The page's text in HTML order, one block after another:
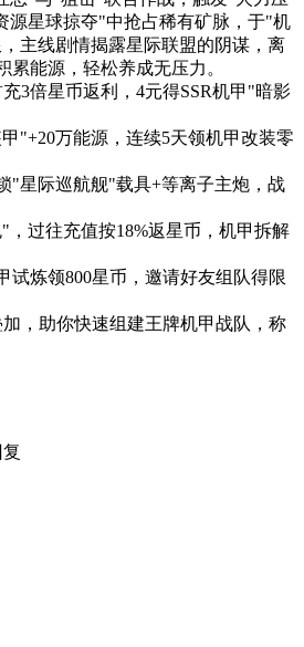
源星球掠夺"中抢占稀有矿脉，于"机
主线剧情揭露星际联盟的阴谋，离
累能源，轻松养成无压力。
3倍星币返利，4元得SSR机甲"暗影
"+20万能源，连续5天领机甲改装零
"星际巡航舰"载具+等离子主炮，战
过往充值按18%返星币，机甲拆解
试炼领800星币，邀请好友组队得限
，助你快速组建王牌机甲战队，称